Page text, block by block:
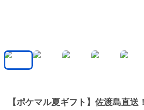
【ポケマル夏ギフト】佐渡島直送